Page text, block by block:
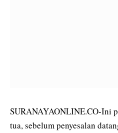
SURANAYAONLINE.CO-Ini
tua, sebelum penyesalan